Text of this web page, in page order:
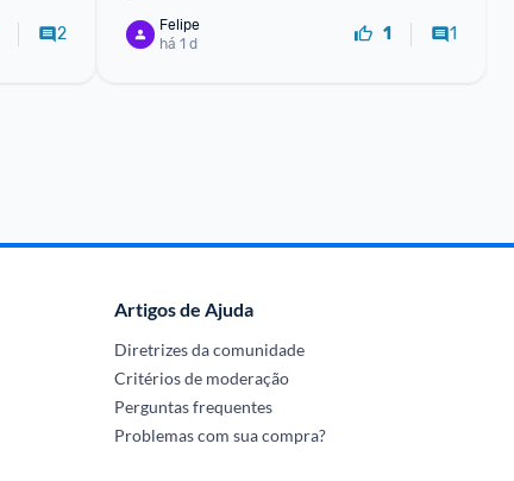
2
Felipe
há 1 d
1 1
Artigos de Ajuda
Diretrizes da comunidade
Critérios de moderação
Perguntas frequentes
Problemas com sua compra?